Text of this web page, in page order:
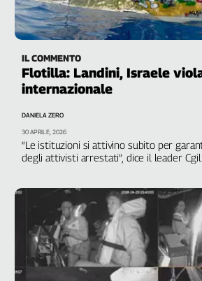
Idea
Diffusa
trasmissioni
tv
Progress
Territori
Abruzzo-
Molise
IL COMMENTO
Flotilla: Landini, Israele
internazionale
“Le istituzioni si attivino subito per
degli attivisti arrestati”, dice il leader
DANIELA ZERO
30 APRILE, 2026